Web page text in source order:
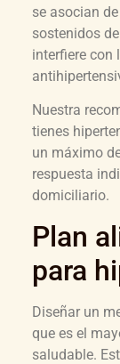
se asocian
sostenidos
interfiere con
Nuestra
tienes
un máximo
respuesta
domiciliario.
Plan
para
Diseñar un
que es el
saludable.